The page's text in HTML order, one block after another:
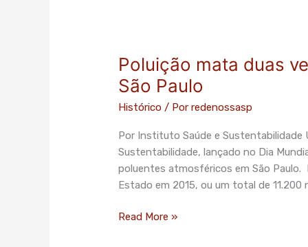
Poluição mata duas
São Paulo
Histórico / Porredenossasp
Por Instituto Saúde e
Sustentabilidade, lançado no Dia
poluentes atmosféricos em São Paulo.
Estado em 2015, ou um total de
Poluição
mata
duas
vezes
trânsito
São
Read More »